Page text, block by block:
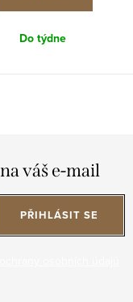
Do týdne
váš e-mail
PŘIHLÁSIT SE